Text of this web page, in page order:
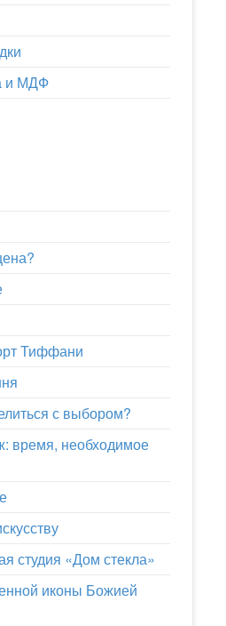
и МДФ
Тиффани
с выбором?
время, необходимое
студия «Дом стекла»
иконы Божией